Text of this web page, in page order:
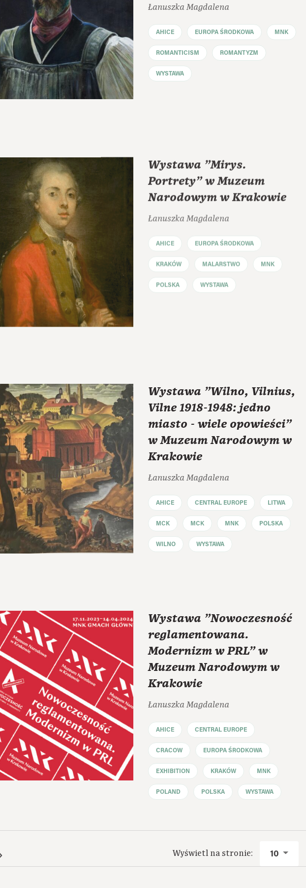
Łanuszka Magdalena
AHICE EUROPA ŚRODKOWA MNK
ROMANTICISM ROMANTYZM
WYSTAWA
Wystawa "Mirys.
Portrety" w Muzeum
Narodowym w Krakowie
Łanuszka Magdalena
AHICE EUROPA ŚRODKOWA
KRAKÓW MALARSTWO MNK
POLSKA WYSTAWA
Wystawa "Wilno, Vilnius,
Vilne 1918-1948: jedno
miasto - wiele opowieści"
w Muzeum Narodowym w
Krakowie
Łanuszka Magdalena
AHICE CENTRAL EUROPE LITWA
MCK MCK MNK POLSKA
WILNO WYSTAWA
Wystawa "Nowoczesność
reglamentowana.
Modernizm w PRL" w
Muzeum Narodowym w
Krakowie
Łanuszka Magdalena
AHICE CENTRAL EUROPE
CRACOW EUROPA ŚRODKOWA
EXHIBITION KRAKÓW MNK
POLAND POLSKA WYSTAWA
Wyświetl na stronie: 10